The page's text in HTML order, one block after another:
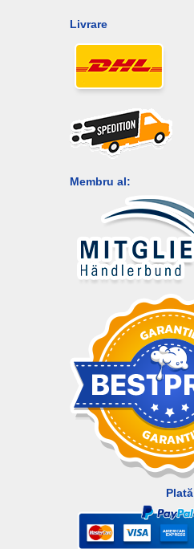
Livrare
Membru al:
Plată